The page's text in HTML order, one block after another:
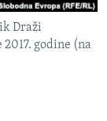
Draži
godine (na